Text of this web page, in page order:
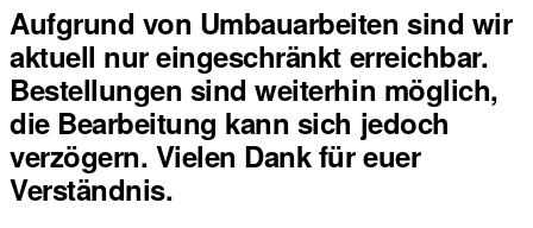
Aufgrund von Umbauarbeiten sind wir
aktuell nur eingeschränkt erreichbar.
Bestellungen sind weiterhin möglich,
die Bearbeitung kann sich jedoch
verzögern. Vielen Dank für euer
Verständnis.